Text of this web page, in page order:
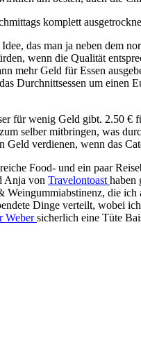
komplett
das man ja neben dem
wenn die Qualität
mehr Geld für Essen
Durchnittsessen um einen
für wenig Geld gibt. 2.50
selber mitbringen, was
verdienen, wenn das
Food- und ein paar
Anja von Travelontoast haben
die
Dinge verteilt, wobei
Webersicherlich eine Tüte